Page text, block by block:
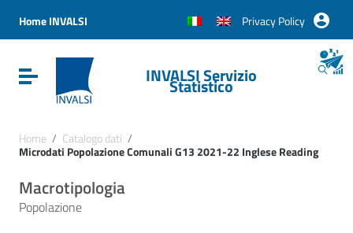
Vai al menu di navigazione
Vai al footer
Home INVALSI Privacy Policy
Attiva / disattiva la navigazioneINVALSI Servizio
Statistico
Home / Catalogo dati /
Microdati Popolazione Comunali G13 2021-22 Inglese Reading
Macrotipologia
Popolazione